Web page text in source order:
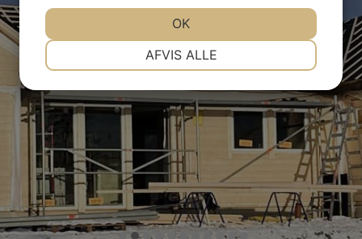
MARKETING STATISTIK
AFVIS ALLE
OK